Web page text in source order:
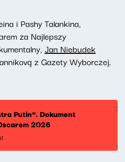
i Pashy Talankina,
za Najlepszy
Jan Niebudek
z Gazety Wyborczej.
Putin”. Dokument
2026